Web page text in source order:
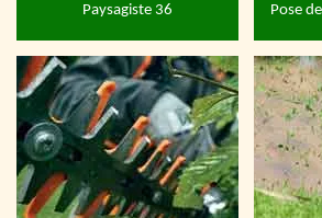
Paysagiste 36 Pose